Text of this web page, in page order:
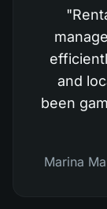
"
and
been
Marina